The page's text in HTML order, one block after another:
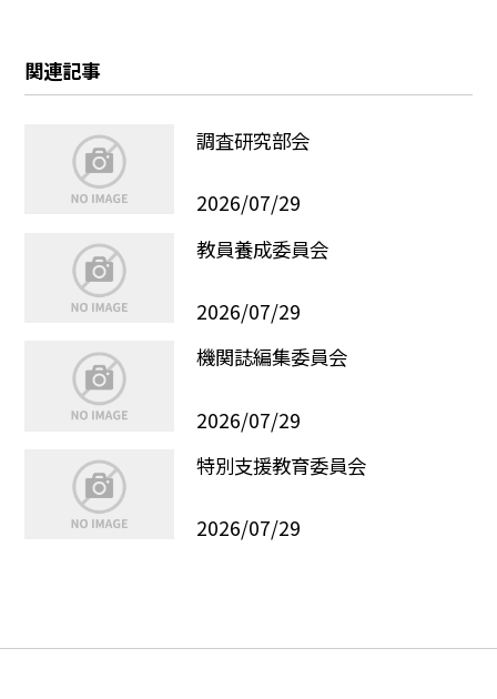
関連記事
調査研究部会
2026/07/29
教員養成委員会
2026/07/29
機関誌編集委員会
2026/07/29
特別支援教育委員会
2026/07/29